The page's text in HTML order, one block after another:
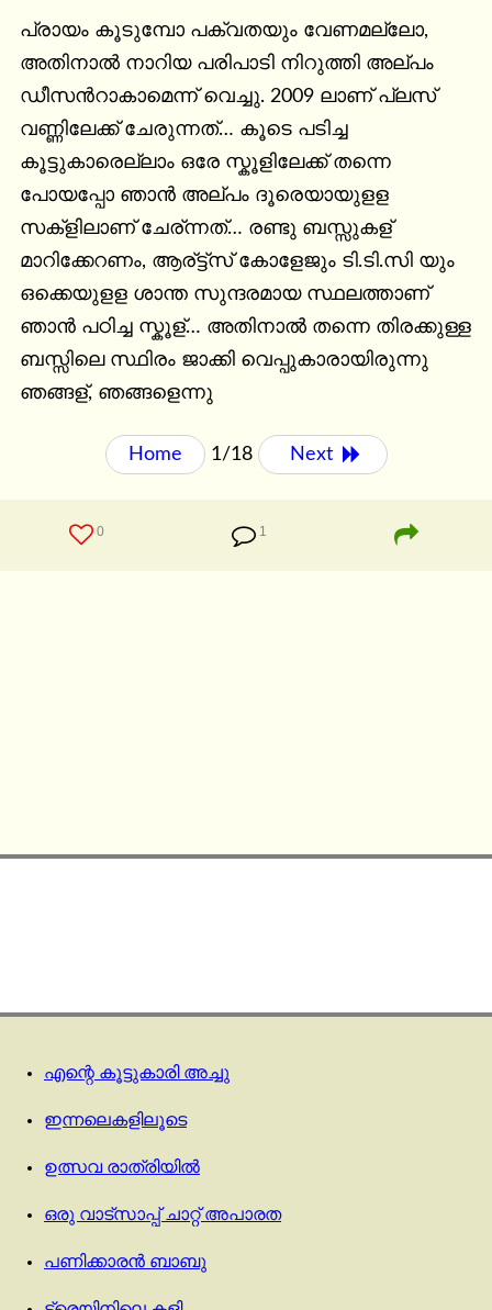
പ്രായം കൂടുമ്പോ പക്വതയും വേണമല്ലോ,
അതിനാല്‍ നാറിയ പരിപാടി നിറുത്തി അല്പം
ഡീസന്‍റാകാമെന്ന് വെച്ചു. 2009 ലാണ് പ്ലസ്
വണ്ണിലേക്ക് ചേരുന്നത്… കൂടെ പടിച്ച
കൂട്ടുകാരെല്ലാം ഒരേ സ്കൂളിലേക്ക് തന്നെ
പോയപ്പോ ഞാന്‍ അല്പം ദൂരെയായുളള
സക്ളിലാണ് ചേര്ന്നത്… രണ്ടു ബസ്സുകള്
മാറിക്കേറണം, ആര്ട്ട്സ് കോളേജും ടി.ടി.സി യും
ഒക്കെയുളള ശാന്ത സുന്ദരമായ സ്ഥലത്താണ്
ഞാന്‍ പഠിച്ച സ്കൂള്… അതിനാല്‍ തന്നെ തിരക്കുള്ള
ബസ്സിലെ സ്ഥിരം ജാക്കി വെപ്പുകാരായിരുന്നു
ഞങ്ങള്, ഞങ്ങളെന്നു
Home 1/18 Next
0 1
എന്റെ കൂട്ടുകാരി അച്ചു
ഇന്നലെകളിലൂടെ
ഉത്സവ രാത്രിയിൽ
ഒരു വാട്സാപ്പ് ചാറ്റ് അപാരത
പണിക്കാരൻ ബാബു